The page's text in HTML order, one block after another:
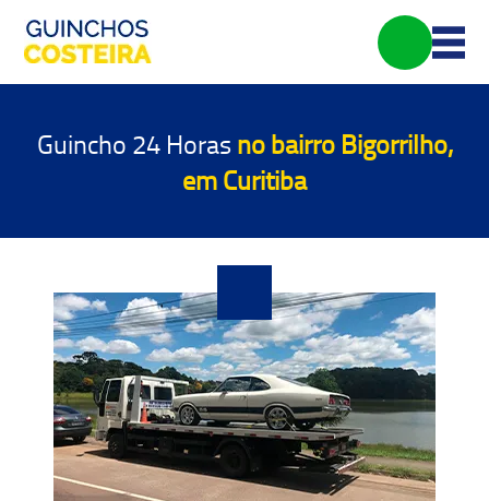
Guincho 24 Horas no bairro Bigorrilho,
em Curitiba